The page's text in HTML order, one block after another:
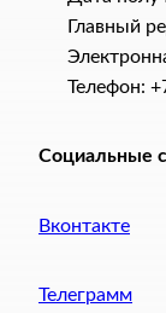
Главный
Телефон:
Социальные
Вконтакте
Телеграмм